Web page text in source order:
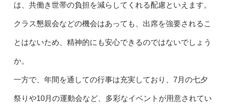
は、共働き世帯の負担を減らしてくれる配慮といえます。
クラス懇親会などの機会はあっても、出席を強要されるこ
とはないため、精神的にも安心できるのではないでしょう
か。
一方で、年間を通しての行事は充実しており、7月の七夕
祭りや10月の運動会など、多彩なイベントが用意されてい